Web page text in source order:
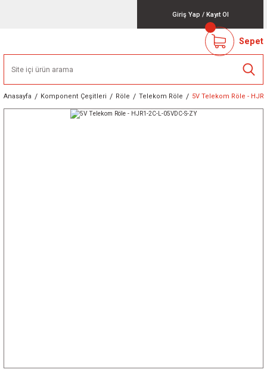
Giriş Yap / Kayıt Ol
Sepet
Anasayfa Komponent Çeşitleri Röle Telekom Röle 5V Telekom Röle -